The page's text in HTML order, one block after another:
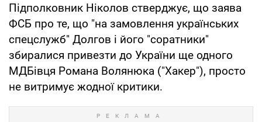
Підполковник Ніколов стверджує, що заява
ФСБ про те, що "на замовлення українських
спецслужб" Долгов і його "соратники"
збиралися привезти до України ще одного
МДБівця Романа Волянюка ("Хакер"), просто
не витримує жодної критики.